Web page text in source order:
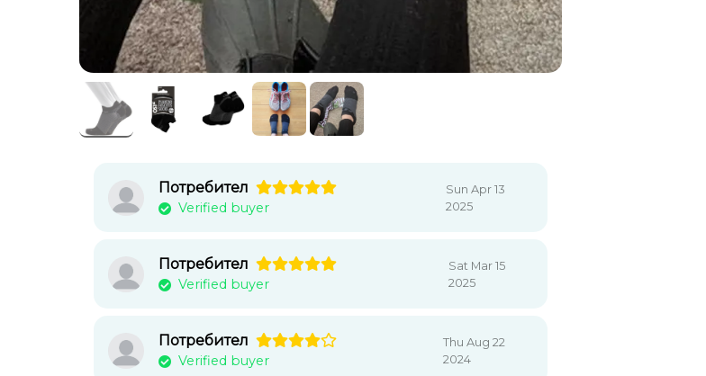
Потребител
Verified buyer
Sun Apr 13
2025
Потребител
Verified buyer
Sat Mar 15
2025
Потребител
Verified buyer
Thu Aug 22
2024